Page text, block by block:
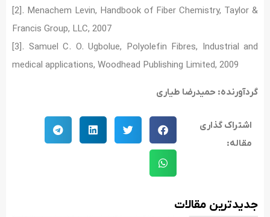
[2]. Menachem Levin, Handbook of Fiber Chemistry, Taylor &
Francis Group, LLC, 2007
[3]. Samuel C. O. Ugbolue, Polyolefin Fibres, Industrial and
medical applications, Woodhead Publishing Limited, 2009
گردآورنده: حمیدرضا طیاری
اشتراک گذاری
مقاله:
جدید‌ترین مقالات